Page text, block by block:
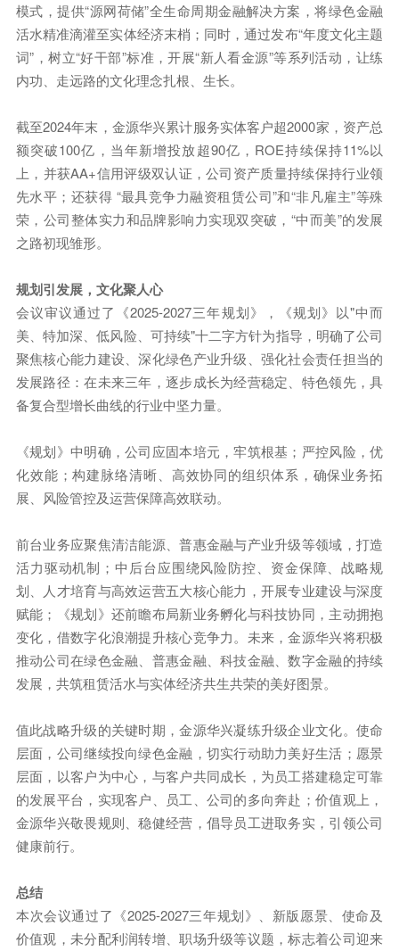
模式，提供“源网荷储”全生命周期金融解决方案，将绿色金融
活水精准滴灌至实体经济末梢；同时，通过发布“年度文化主题
词”，树立“好干部”标准，开展“新人看金源”等系列活动，让练
内功、走远路的文化理念扎根、生长。
截至2024年末，金源华兴累计服务实体客户超2000家，资产总
额突破100亿，当年新增投放超90亿，ROE持续保持11%以
上，并获AA+信用评级双认证，公司资产质量持续保持行业领
先水平；还获得 “最具竞争力融资租赁公司”和“非凡雇主”等殊
荣，公司整体实力和品牌影响力实现双突破，“中而美”的发展
之路初现雏形。
规划引发展，文化聚人心
会议审议通过了《2025-2027三年规划》，《规划》以"中而
美、特加深、低风险、可持续"十二字方针为指导，明确了公司
聚焦核心能力建设、深化绿色产业升级、强化社会责任担当的
发展路径：在未来三年，逐步成长为经营稳定、特色领先，具
备复合型增长曲线的行业中坚力量。
《规划》中明确，公司应固本培元，牢筑根基；严控风险，优
化效能；构建脉络清晰、高效协同的组织体系，确保业务拓
展、风险管控及运营保障高效联动。
前台业务应聚焦清洁能源、普惠金融与产业升级等领域，打造
活力驱动机制；中后台应围绕风险防控、资金保障、战略规
划、人才培育与高效运营五大核心能力，开展专业建设与深度
赋能；《规划》还前瞻布局新业务孵化与科技协同，主动拥抱
变化，借数字化浪潮提升核心竞争力。未来，金源华兴将积极
推动公司在绿色金融、普惠金融、科技金融、数字金融的持续
发展，共筑租赁活水与实体经济共生共荣的美好图景。
值此战略升级的关键时期，金源华兴凝练升级企业文化。使命
层面，公司继续投向绿色金融，切实行动助力美好生活；愿景
层面，以客户为中心，与客户共同成长，为员工搭建稳定可靠
的发展平台，实现客户、员工、公司的多向奔赴；价值观上，
金源华兴敬畏规则、稳健经营，倡导员工进取务实，引领公司
健康前行。
总结
本次会议通过了《2025-2027三年规划》、新版愿景、使命及
价值观，未分配利润转增、职场升级等议题，标志着公司迎来